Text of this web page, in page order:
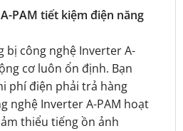
PAM tiết kiệm điện năng
bị công nghệ Inverter A-
cơ luôn ổn định. Bạn
phí điện phải trả hàng
nghệ Inverter A-PAM hoạt
thiểu tiếng ồn ảnh